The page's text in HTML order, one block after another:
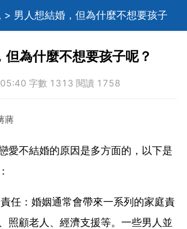
> 男人想結婚，但為什麼不想要孩子
但為什麼不想要孩子呢？
字數 1313 閱讀 1758
蔣
愛不結婚的原因是多方面的，以下是
任：婚姻通常會帶來一系列的家庭責
照顧老人、經濟支援等。一些男人並